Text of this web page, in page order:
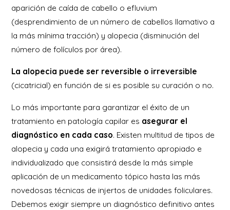
aparición de caída de cabello o efluvium
(desprendimiento de un número de cabellos llamativo a
la más mínima tracción) y alopecia (disminución del
número de folículos por área).
La alopecia puede ser reversible o irreversible
(cicatricial) en función de si es posible su curación o no.
Lo más importante para garantizar el éxito de un
tratamiento en patología capilar es asegurar el
diagnóstico en cada caso. Existen multitud de tipos de
alopecia y cada una exigirá tratamiento apropiado e
individualizado que consistirá desde la más simple
aplicación de un medicamento tópico hasta las más
novedosas técnicas de injertos de unidades foliculares.
Debemos exigir siempre un diagnóstico definitivo antes